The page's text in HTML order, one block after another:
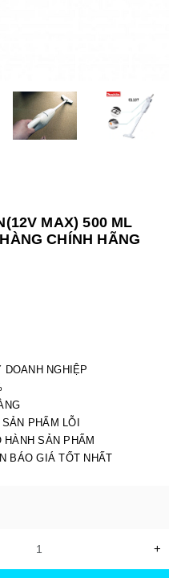
MAX) 500 ML
CHÍNH HÃNG
DOANH NGHIỆP
PHẨM LỖI
SẢN PHẨM
BÁO GIÁ TỐT NHẤT
+